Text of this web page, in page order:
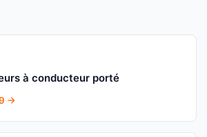
à conducteur porté
→